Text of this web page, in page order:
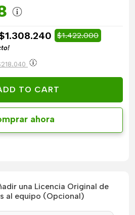
$1.422.000
TO CART
ahora
una Licencia Original de
al equipo (Opcional)